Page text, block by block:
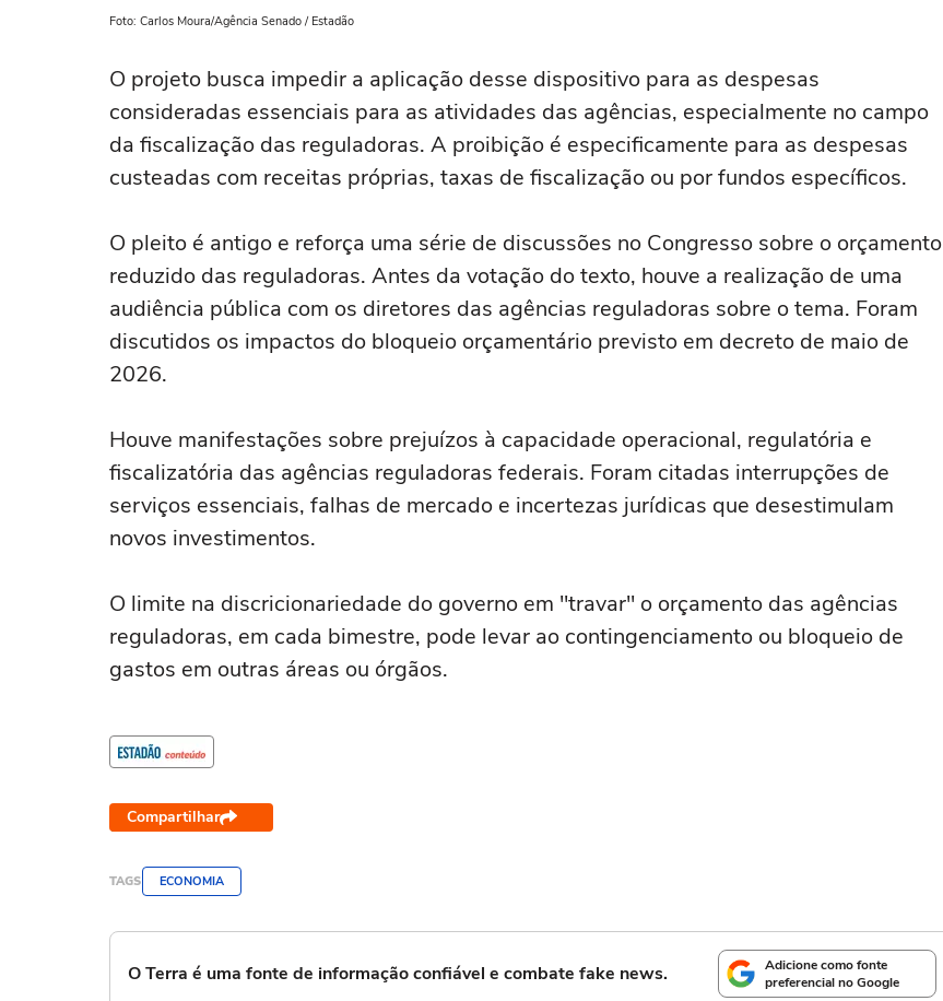
Foto: Carlos Moura/Agência Senado / Estadão
O projeto busca impedir a aplicação desse dispositivo para as despesas
consideradas essenciais para as atividades das agências, especialmente no campo
da fiscalização das reguladoras. A proibição é especificamente para as despesas
custeadas com receitas próprias, taxas de fiscalização ou por fundos específicos.
O pleito é antigo e reforça uma série de discussões no Congresso sobre o orçamento
reduzido das reguladoras. Antes da votação do texto, houve a realização de uma
audiência pública com os diretores das agências reguladoras sobre o tema. Foram
discutidos os impactos do bloqueio orçamentário previsto em decreto de maio de
2026.
Houve manifestações sobre prejuízos à capacidade operacional, regulatória e
fiscalizatória das agências reguladoras federais. Foram citadas interrupções de
serviços essenciais, falhas de mercado e incertezas jurídicas que desestimulam
novos investimentos.
O limite na discricionariedade do governo em "travar" o orçamento das agências
reguladoras, em cada bimestre, pode levar ao contingenciamento ou bloqueio de
gastos em outras áreas ou órgãos.
Compartilhar
TAGS ECONOMIA
O Terra é uma fonte de informação confiável e combate fake news.
Adicione como fonte
preferencial no Google